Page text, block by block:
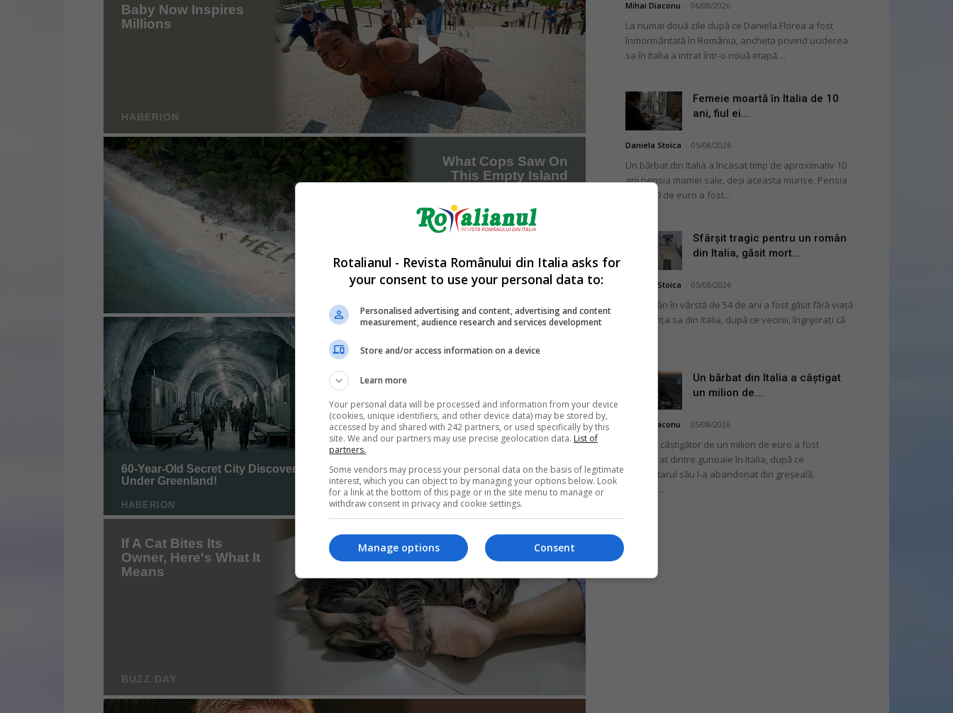
Mihai Diaconu 06/08/2026
La numai două zile după ce Daniela Florea a fost
înmormântată în România, ancheta privind uciderea
sa în Italia a intrat într-o nouă etapă....
Femeie moartă în Italia de 10
ani, fiul ei...
Daniela Stoica 05/08/2026
Un bărbat din Italia a încasat timp de aproximativ 10
ani pensia mamei sale, deși aceasta murise. Pensia
de 2.000 de euro a fost...
Sfârșit tragic pentru un român
din Italia, găsit mort...
Daniela Stoica 05/08/2026
Un român în vârstă de 54 de ani a fost găsit fără viață
în locuința sa din Italia, după ce vecinii, îngrijorați că
Un bărbat din Italia a câștigat
un milion de...
Mihai Diaconu 05/08/2026
Un bilet câștigător de un milion de euro a fost
recuperat dintre gunoaie în Italia, după ce
proprietarul său l-a abandonat din greșeală,
convins...
Rotalianul - Revista Românului din Italia asks for
your consent to use your personal data to:
Personalised advertising and content, advertising and content
measurement, audience research and services development
Store and/or access information on a device
Learn more
Your personal data will be processed and information from your device
(cookies, unique identifiers, and other device data) may be stored by,
accessed by and shared with 242 partners, or used specifically by this
site. We and our partners may use precise geolocation data. List of
partners.
Some vendors may process your personal data on the basis of legitimate
interest, which you can object to by managing your options below. Look
for a link at the bottom of this page or in the site menu to manage or
withdraw consent in privacy and cookie settings.
Consent
Manage options